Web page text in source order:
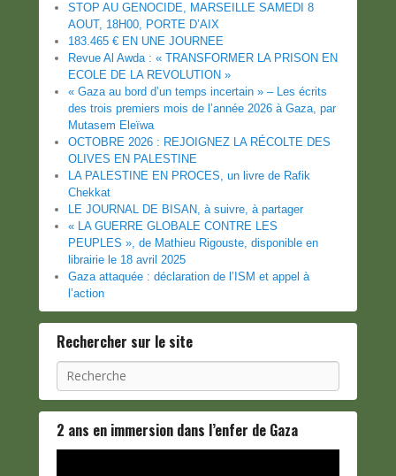
STOP AU GENOCIDE, MARSEILLE SAMEDI 8
AOUT, 18H00, PORTE D’AIX
183.465 € EN UNE JOURNEE
Revue Al Awda : « TRANSFORMER LA PRISON EN
ECOLE DE LA REVOLUTION »
« Gaza au bord d’un temps incertain » – Les écrits
des trois premiers mois de l’année 2026 à Gaza, par
Mutasem Eleïwa
OCTOBRE 2026 : REJOIGNEZ LA RÉCOLTE DES
OLIVES EN PALESTINE
LA PALESTINE EN PROCES, un livre de Rafik
Chekkat
LE JOURNAL DE BISAN, à suivre, à partager
« LA GUERRE GLOBALE CONTRE LES
PEUPLES », de Mathieu Rigouste, disponible en
librairie le 18 avril 2025
Gaza attaquée : déclaration de l’ISM et appel à
l’action
Rechercher sur le site
Recherche
2 ans en immersion dans l’enfer de Gaza